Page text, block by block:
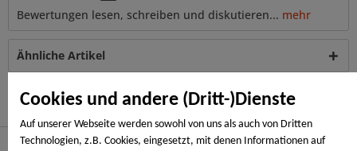
Cookies und andere (Dritt-)Dienste
Auf unserer Webseite werden sowohl von uns als auch von Dritten
Technologien, z.B. Cookies, eingesetzt, mit denen Informationen auf
Bewertungen lesen, schreiben und diskutieren... mehr
Ähnliche Artikel
Kunden haben sich ebenfalls angesehen